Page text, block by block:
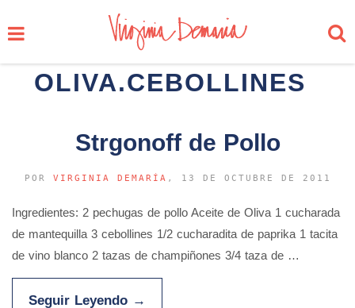
OLIVA.CEBOLLINES
Strgonoff de Pollo
POR VIRGINIA DEMARÍA , 13 DE OCTUBRE DE 2011
Ingredientes: 2 pechugas de pollo Aceite de Oliva 1 cucharada
de mantequilla 3 cebollines 1/2 cucharadita de paprika 1 tacita
de vino blanco 2 tazas de champiñones 3/4 taza de …
Seguir Leyendo →